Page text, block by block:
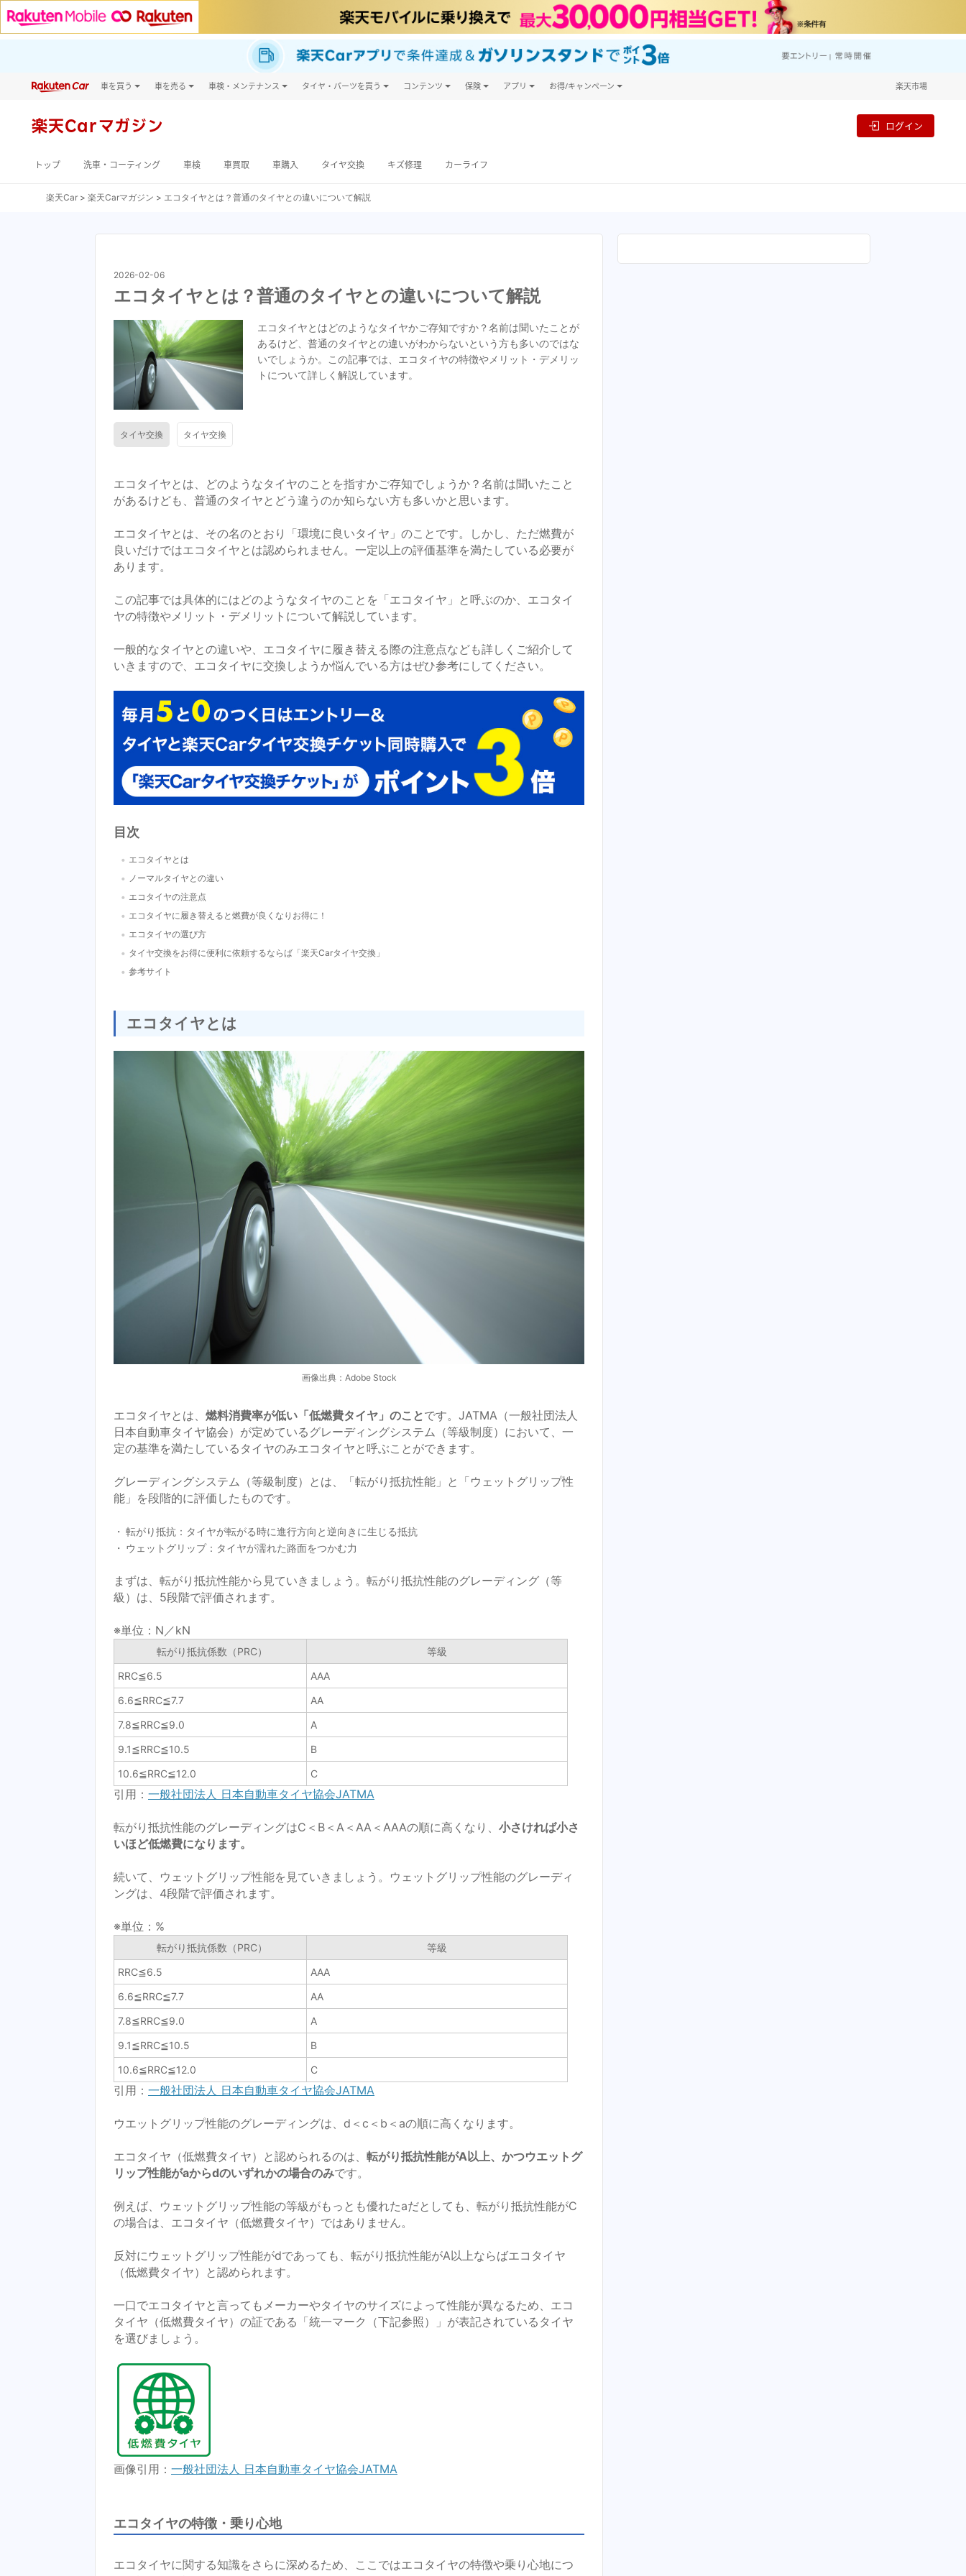
車を買う
新車
車を売る 車検・メンテナンス タイヤ・パーツを買う コンテンツ 保険 アプリ お得/キャンペーン 楽天市場
楽天Carマガジン ログイン
トップ 洗車・コーティング 車検 車買取 車購入 タイヤ交換 キズ修理 カーライフ
楽天Car 楽天Carマガジン エコタイヤとは？普通のタイヤとの違いについて解説
2026-02-06
エコタイヤとは？普通のタイヤとの違いについて解説
エコタイヤとはどのようなタイヤかご存知ですか？名前は聞いたことが
あるけど、普通のタイヤとの違いがわからないという方も多いのではな
いでしょうか。この記事では、エコタイヤの特徴やメリット・デメリッ
トについて詳しく解説しています。
タイヤ交換 タイヤ交換
エコタイヤとは、どのようなタイヤのことを指すかご存知でしょうか？名前は聞いたこと
があるけども、普通のタイヤとどう違うのか知らない方も多いかと思います。
エコタイヤとは、その名のとおり「環境に良いタイヤ」のことです。しかし、ただ燃費が
良いだけではエコタイヤとは認められません。一定以上の評価基準を満たしている必要が
あります。
この記事では具体的にはどのようなタイヤのことを「エコタイヤ」と呼ぶのか、エコタイ
ヤの特徴やメリット・デメリットについて解説しています。
一般的なタイヤとの違いや、エコタイヤに履き替える際の注意点なども詳しくご紹介して
いきますので、エコタイヤに交換しようか悩んでいる方はぜひ参考にしてください。
目次
・エコタイヤとは
・ノーマルタイヤとの違い
・エコタイヤの注意点
・エコタイヤに履き替えると燃費が良くなりお得に！
・エコタイヤの選び方
・タイヤ交換をお得に便利に依頼するならば「楽天Carタイヤ交換」
・参考サイト
エコタイヤとは
画像出典：Adobe Stock
エコタイヤとは、 燃料消費率が低い「低燃費タイヤ」のことです。JATMA（一般社団法人
日本自動車タイヤ協会）が定めているグレーディングシステム（等級制度）において、一
定の基準を満たしているタイヤのみエコタイヤと呼ぶことができます。
グレーディングシステム（等級制度）とは、「転がり抵抗性能」と「ウェットグリップ性
能」を段階的に評価したものです。
転がり抵抗：タイヤが転がる時に進行方向と逆向きに生じる抵抗
ウェットグリップ：タイヤが濡れた路面をつかむ力
まずは、転がり抵抗性能から見ていきましょう。転がり抵抗性能のグレーディング（等
級）は、5段階で評価されます。
※単位：N／kN
転がり抵抗係数（PRC）
等級
RRC≦6.5
AAA
6.6≦RRC≦7.7
AA
7.8≦RRC≦9.0
A
9.1≦RRC≦10.5
B
10.6≦RRC≦12.0
C
引用： 一般社団法人 日本自動車タイヤ協会JATMA
転がり抵抗性能のグレーディングはC＜B＜A＜AA＜AAAの順に高くなり、 小さければ小さ
いほど低燃費になります。
続いて、ウェットグリップ性能を見ていきましょう。ウェットグリップ性能のグレーディ
ングは、4段階で評価されます。
※単位：%
転がり抵抗係数（PRC）
等級
RRC≦6.5
AAA
6.6≦RRC≦7.7
AA
7.8≦RRC≦9.0
A
9.1≦RRC≦10.5
B
10.6≦RRC≦12.0
C
引用： 一般社団法人 日本自動車タイヤ協会JATMA
ウエットグリップ性能のグレーディングは、d＜c＜b＜aの順に高くなります。
エコタイヤ（低燃費タイヤ）と認められるのは、 転がり抵抗性能がA以上、かつウエットグ
リップ性能がaからdのいずれかの場合のみです。
例えば、ウェットグリップ性能の等級がもっとも優れたaだとしても、転がり抵抗性能がC
の場合は、エコタイヤ（低燃費タイヤ）ではありません。
反対にウェットグリップ性能がdであっても、転がり抵抗性能がA以上ならばエコタイヤ
（低燃費タイヤ）と認められます。
一口でエコタイヤと言ってもメーカーやタイヤのサイズによって性能が異なるため、エコ
タイヤ（低燃費タイヤ）の証である「統一マーク（下記参照）」が表記されているタイヤ
を選びましょう。
画像引用： 一般社団法人 日本自動車タイヤ協会JATMA
エコタイヤの特徴・乗り心地
エコタイヤに関する知識をさらに深めるため、ここではエコタイヤの特徴や乗り心地につ